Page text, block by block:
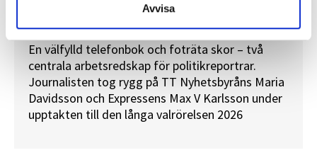
Avvisa
”Valåret känns som att sprinta ett
maraton”
En välfylld telefonbok och foträta skor – två
centrala arbetsredskap för politikreportrar.
Journalisten tog rygg på TT Nyhetsbyråns Maria
Davidsson och Expressens Max V Karlsson under
upptakten till den långa valrörelsen 2026